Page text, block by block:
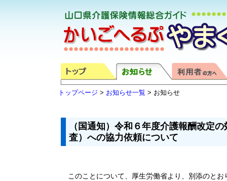
トップページ > お知らせ一覧 > お知らせ
（国通知）令和６年度介護報酬改定
査）への協力依頼について
このことについて、厚生労働省より、別添のと